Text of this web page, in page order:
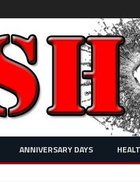
Skip
content
ANNIVERSARY DAYS